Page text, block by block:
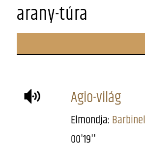
arany-túra
Agio-világ
Elmondja:
00'19''